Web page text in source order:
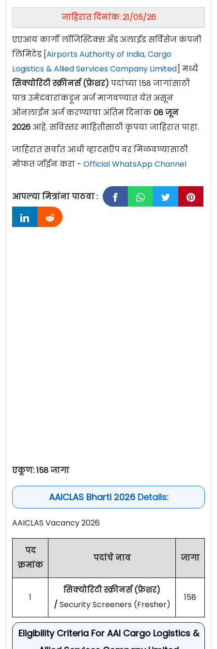
जाहिरात दिनांक: 21/05/26
एएआय कार्गो लॉजिस्टिक्स अँड अलाईड सर्विसेज कंपनी
लिमिटेड [Airports Authority of India, Cargo
Logistics & Allied Services Company Limited] मध्ये
सिक्योरिटी स्क्रीनर्स (फ्रेशर) पदांच्या 158 जागांसाठी
पात्र उमेदवारांकडून अर्ज मागवण्यात येत असून
ऑनलाईन अर्ज करण्याचा अंतिम दिनांक08 जून
2026 आहे. सविस्तर माहितीसाठी कृपया जाहिरात पाहा.
जाहिरात सर्वात आधी व्हाटसऍप वर मिळवण्यासाठी
मोफत जॉईन करा - Official WhatsApp Channel
आपल्या मित्रांना पाठवा :
एकूण: 158 जागा
AAICLAS Bharti 2026Details:
AAICLAS Vacancy 2026
पद
क्रमांक
पदांचे नाव जागा
1
सिक्योरिटी स्क्रीनर्स (फ्रेशर)
/ Security Screeners (Fresher)
158
Eligibility Criteria For AAI Cargo Logistics &